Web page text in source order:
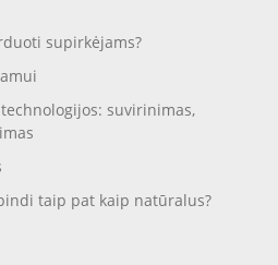
supirkėjams?
suvirinimas,
taip pat kaip natūralus?